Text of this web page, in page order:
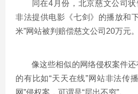
同在4月份，北京慈文公司状
非法提供电影《七剑》的播放和
米”网站被判赔偿慈文公司20万元。
像这些相似的网络侵权案件还
的有比如“天天在线”网站非法传
网”侵权案，可谓是“层出不穷”。